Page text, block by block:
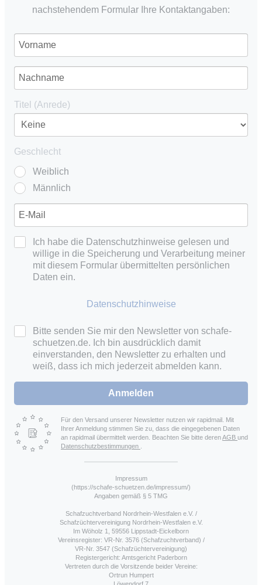
nachstehendem Formular Ihre Kontaktangaben:
Titel (Anrede)
Geschlecht
Weiblich
Männlich
Ich habe die Datenschutzhinweise gelesen und
willige in die Speicherung und Verarbeitung meiner
mit diesem Formular übermittelten persönlichen
Daten ein.
Datenschutzhinweise
Bitte senden Sie mir den Newsletter von schafe-
schuetzen.de. Ich bin ausdrücklich damit
einverstanden, den Newsletter zu erhalten und
weiß, dass ich mich jederzeit abmelden kann.
Anmelden
Für den Versand unserer Newsletter nutzen wir rapidmail. Mit
Ihrer Anmeldung stimmen Sie zu, dass die eingegebenen Daten
an rapidmail übermittelt werden. Beachten Sie bitte derenAGB und
Datenschutzbestimmungen
Impressum
(https://schafe-schuetzen.de/impressum/)
Angaben gemäß § 5 TMG
Schafzuchtverband Nordrhein-Westfalen e.V. /
Schafzüchtervereinigung Nordrhein-Westfalen e.V.
Im Wöholz 1, 59556 Lippstadt-Eickelborn
Vereinsregister: VR-Nr. 3576 (Schafzuchtverband) /
VR-Nr. 3547 (Schafzüchtervereinigung)
Registergericht: Amtsgericht Paderborn
Vertreten durch die Vorsitzende beider Vereine:
Ortrun Humpert